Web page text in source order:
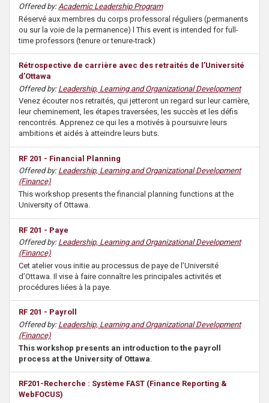
Offered by: Academic Leadership Program
Réservé aux membres du corps professoral réguliers (permanents
ou sur la voie de la permanence) l This event is intended for full-
time professors (tenure or tenure-track)
Rétrospective de carrière avec des retraités de l’Université
d’Ottawa
Offered by: Leadership, Learning and Organizational Development
Venez écouter nos retraités, qui jetteront un regard sur leur carrière,
leur cheminement, les étapes traversées, les succès et les défis
rencontrés. Apprenez ce qui les a motivés à poursuivre leurs
ambitions et aidés à atteindre leurs buts.
RF 201 - Financial Planning
Offered by: Leadership, Learning and Organizational Development
(Finance)
This workshop presents the financial planning functions at the
University of Ottawa.
RF 201 - Paye
Offered by: Leadership, Learning and Organizational Development
(Finance)
Cet atelier vous initie au processus de paye de l’Université
d’Ottawa. Il vise à faire connaître les principales activités et
procédures liées à la paye.
RF 201 - Payroll
Offered by: Leadership, Learning and Organizational Development
(Finance)
This workshop presents an introduction to the payroll
process at the University of Ottawa
RF201-Recherche : Système FAST (Finance Reporting &
WebFOCUS)